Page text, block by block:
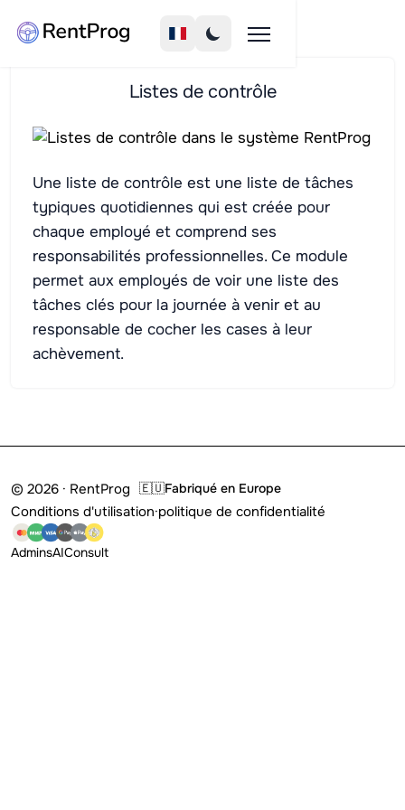
Listes de contrôle
Une liste de contrôle est une liste de tâches
typiques quotidiennes qui est créée pour
chaque employé et comprend ses
responsabilités professionnelles. Ce module
permet aux employés de voir une liste des
tâches clés pour la journée à venir et au
responsable de cocher les cases à leur
achèvement.
© 2026 · RentProg 🇪🇺Fabriqué en Europe
Conditions d'utilisation·politique de confidentialité
AdminsAIConsult